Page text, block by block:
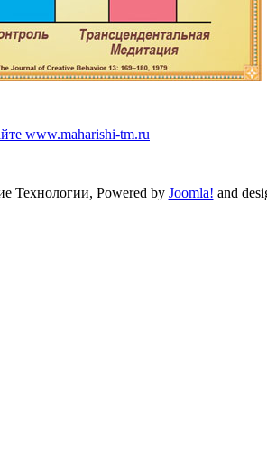
www.maharishi-tm.ru
Технологии, Powered by Joomla! and